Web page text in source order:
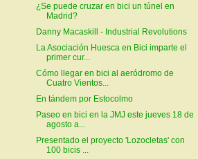
¿Se puede cruzar en bici un túnel en
Madrid?
Danny Macaskill - Industrial Revolutions
La Asociación Huesca en Bici imparte el
primer cur...
Cómo llegar en bici al aeródromo de
Cuatro Vientos...
En tándem por Estocolmo
Paseo en bici en la JMJ este jueves 18 de
agosto a...
Presentado el proyecto 'Lozocletas' con
100 bicis ...